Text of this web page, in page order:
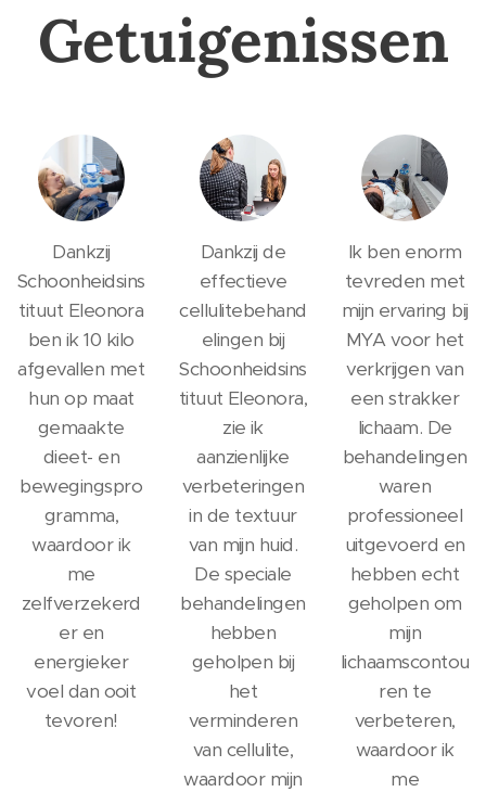
Getuigenissen
Dankzij
Schoonheidsins
tituut Eleonora
ben ik 10 kilo
afgevallen met
hun op maat
gemaakte
dieet- en
bewegingspro
gramma,
waardoor ik
me
zelfverzekerd
er en
energieker
voel dan ooit
tevoren!
Dankzij de
effectieve
cellulitebehand
elingen bij
Schoonheidsins
tituut Eleonora,
zie ik
aanzienlijke
verbeteringen
in de textuur
van mijn huid.
De speciale
behandelingen
hebben
geholpen bij
het
verminderen
van cellulite,
waardoor mijn
Ik ben enorm
tevreden met
mijn ervaring bij
MYA voor het
verkrijgen van
een strakker
lichaam. De
behandelingen
waren
professioneel
uitgevoerd en
hebben echt
geholpen om
mijn
lichaamscontou
ren te
verbeteren,
waardoor ik
me